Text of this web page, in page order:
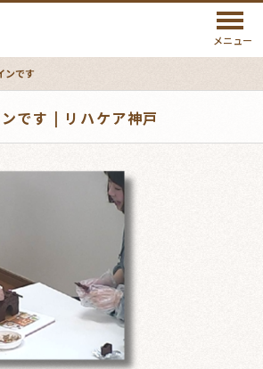
メニュー
ンです
です | リハケア神戸